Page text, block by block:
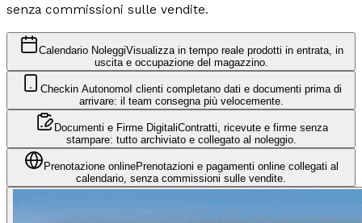
senza commissioni sulle vendite.
Calendario NoleggiVisualizza in tempo reale prodotti in entrata, in
uscita e occupazione del magazzino.
Checkin AutonomoI clienti completano dati e documenti prima di
arrivare: il team consegna più velocemente.
Documenti e Firme DigitaliContratti, ricevute e firme senza
stampare: tutto archiviato e collegato al noleggio.
Prenotazione onlinePrenotazioni e pagamenti online collegati al
calendario, senza commissioni sulle vendite.